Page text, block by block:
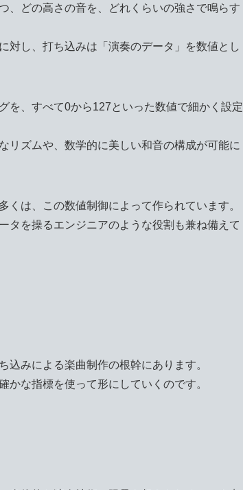
、どの高さの音を、どれくらいの強さで鳴らす
対し、打ち込みは「演奏のデータ」を数値とし
を、すべて0から127といった数値で細かく設定
リズムや、数学的に美しい和音の構成が可能に
は、この数値制御によって作られています。
タを操るエンジニアのような役割も兼ね備えて
込みによる楽曲制作の根幹にあります。
な指標を使って形にしていくのです。